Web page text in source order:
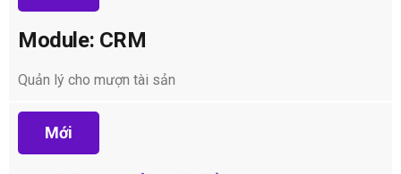
Module: CRM
Quản lý cho mượn tài sản
Mới